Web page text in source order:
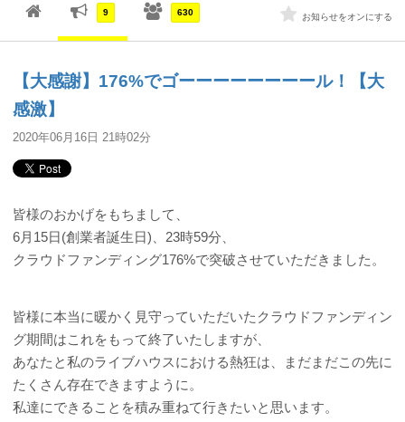
9 630 お知らせをオンにする
【大感謝】176%でゴーーーーーーーール！【大
感激】
2020年06月16日 21時02分
皆様のおかげをもちまして、
6月15日(創業者誕生日)、23時59分、
クラウドファンディング176%で突破させていただきました。
皆様に本当に暖かく見守っていただいたクラウドファンディン
グ期間はこれをもって終了いたしますが、
あなたと私のライブハウスにおける熱狂は、まだまだこの先に
たくさん存在できますように。
私達にできることを積み重ねて行きたいと思います。